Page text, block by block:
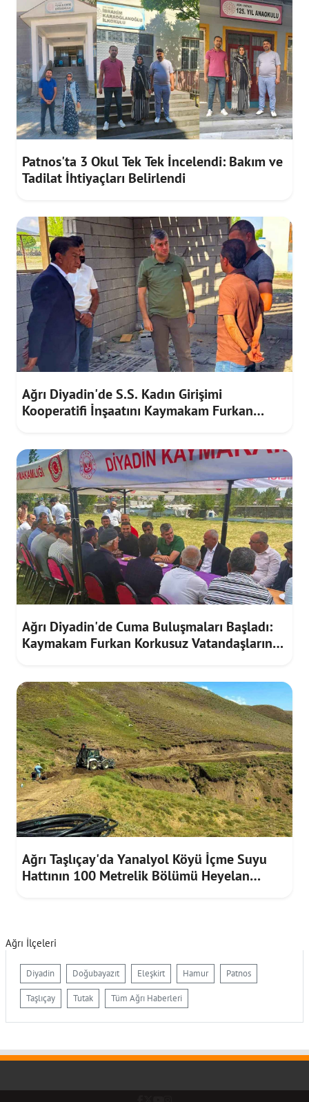
Patnos'ta 3 Okul Tek Tek İncelendi: Bakım ve
Tadilat İhtiyaçları Belirlendi
Ağrı Diyadin'de S.S. Kadın Girişimi
Kooperatifi İnşaatını Kaymakam Furkan
Ağrı Diyadin'de Cuma Buluşmaları Başladı:
Kaymakam Furkan Korkusuz Vatandaşların
Ağrı Taşlıçay'da Yanalyol Köyü İçme Suyu
Hattının 100 Metrelik Bölümü Heyelan
Ağrı İlçeleri
Diyadin Doğubayazıt Eleşkirt Hamur Patnos
Taşlıçay Tutak Tüm Ağrı Haberleri